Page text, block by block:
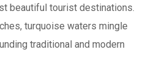
beautiful tourist destinations.
turquoise waters mingle
traditional and modern